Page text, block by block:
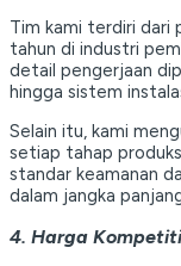
Tim kami terdiri dari
tahun di industri
detail pengerjaan
hingga sistem
Selain itu, kami
setiap tahap
standar keamanan
dalam jangka
4. Harga